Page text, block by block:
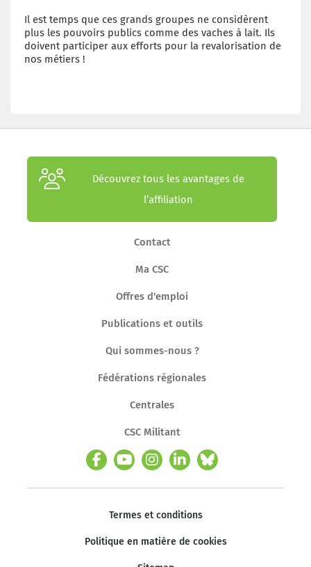
Il est temps que ces grands groupes ne considèrent
plus les pouvoirs publics comme des vaches à lait. Ils
doivent participer aux efforts pour la revalorisation de
nos métiers !
Découvrez tous les avantages de
l’affiliation
Contact
Ma CSC
Offres d'emploi
Publications et outils
Qui sommes-nous ?
Fédérations régionales
Centrales
CSC Militant
Termes et conditions
Politique en matière de cookies